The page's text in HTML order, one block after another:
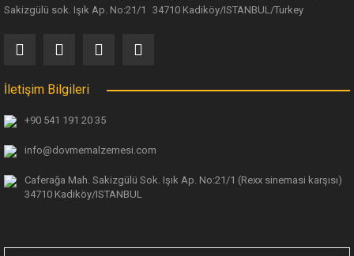
Sakizgülü sok. Işık Ap. No:21/1 34710 Kadiköy/ISTANBUL/Turkey
İletişim Bilgileri
+90 541 191 20 35
info@dovmemalzemesi.com
Caferağa Mah. Sakizgülü Sok. Işık Ap. No:21/1 (Rexx sinemasi karşısı)
34710 Kadiköy/ISTANBUL